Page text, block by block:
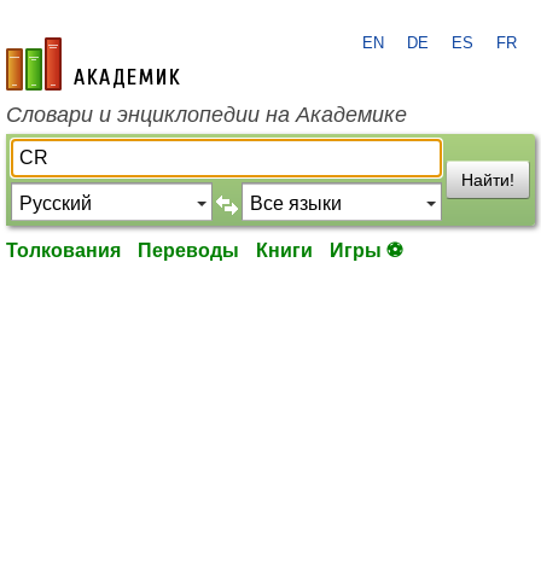
academic.ru
EN DE ES FR
Словари и энциклопедии на Академике
Найти!
Толкования Переводы Книги Игры ⚽